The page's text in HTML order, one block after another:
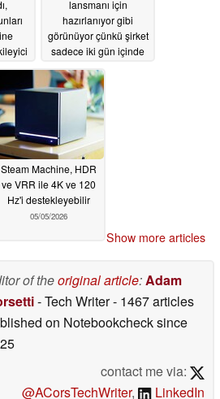
lansmanı için
hazırlanıyor gibi
görünüyor çünkü şirket
sadece iki gün içinde
ithal etti05/05/2026
Steam Machine, HDR
ve VRR ile 4K ve 120
Hz'i destekleyebilir
05/05/2026
Show more articles
of theoriginal article:Adam
- Tech Writer- 1467 articles
on Notebookchecksince
contact me via:
@ACorsTechWriter, LinkedIn